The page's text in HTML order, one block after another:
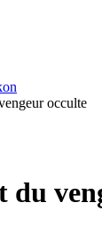
occulte
du